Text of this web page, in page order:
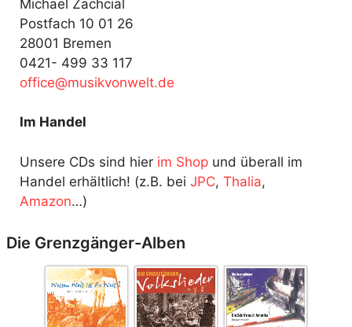
Michael Zachcial
Postfach 10 01 26
28001 Bremen
0421- 499 33 117
ed.tl
ewnov
kisum
@ecif
fo
Im Handel
Unsere CDs sind hier im Shop und überall im
Handel erhältlich! (z.B. bei JPC, Thalia,
Amazon…)
Die Grenzgänger-Alben